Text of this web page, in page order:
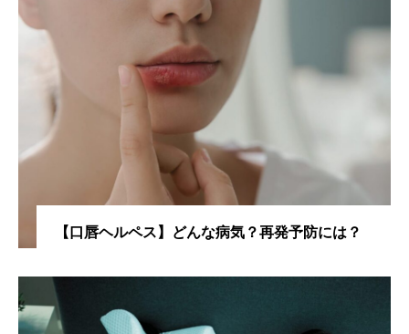
【口唇ヘルペス】どんな病気？再発予防には？